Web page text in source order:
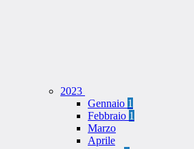
2023
Gennaio 1
Febbraio 1
Marzo
Aprile